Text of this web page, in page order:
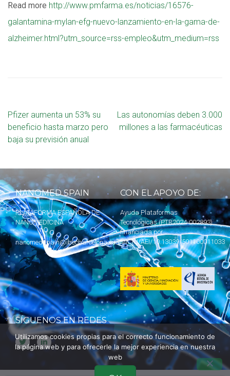
Read more http://www.pmfarma.es/noticias/16576-
galantamina-mylan-efg-nuevo-lanzamiento-en-la-gama-de-
alzheimer.html?utm_source=rss-empleo&utm_medium=rss
Pfizer aumenta un 53% su
beneficio hasta marzo pero
baja su previsión anual
Las autonomías deben 3.000
millones a las farmacéuticas
NANOMED SPAIN
PLATAFORMA ESPAÑOLA DE
NANOMEDICINA
nanomedspain@ibecbarcelona.eu
CON EL APOYO DE:
Ayuda Plataformas
Tecnológicas (PTR2024-002893)
financiada por
MICIU/AEI/10.13039/501100011033
SÍGUENOS EN REDES
Utilizamos cookies propias para el correcto funcionamiento de
la página web y para ofrecerle la mejor experiencia en nuestra
web